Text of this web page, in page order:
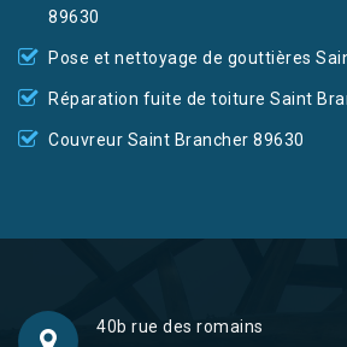
89630
Pose et nettoyage de gouttières
Réparation fuite de toiture Saint
Couvreur Saint Brancher 89630
40b rue des romains